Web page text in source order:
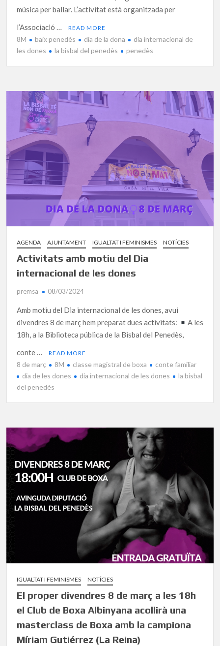
música per ballar. L’activitat està organitzada per
l’Associació …
READ MORE
8M baix penedès dia de la dona
dia internacional de
les dones
la bisbal del penedès penedès
AGENDA AJUNTAMENT IGUALTAT I FEMINISMES NOTÍCIES
Activitats amb motiu del Dia
internacional de les dones
premsa 08/03/2024
Amb motiu del Dia internacional de les dones, avui
divendres 8 de març hem preparat dues activitats:
A les
18h, a la Biblioteca pública de la Bisbal del Penedès,
conte …
READ MORE
8 de març 8M classe magistral de boxa
conte familiar
dia de les dones
dia internacional de les dones
la bisbal
del penedès
IGUALTAT I FEMINISMES NOTÍCIES
El proper divendres 8 de març a les 18h
el Club de Boxa Albinyana acollirà una
masterclass de Boxa amb la campiona
Míriam Gutiérrez (La Reina)